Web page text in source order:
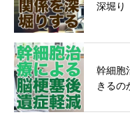
深堀り
幹細胞
きるの